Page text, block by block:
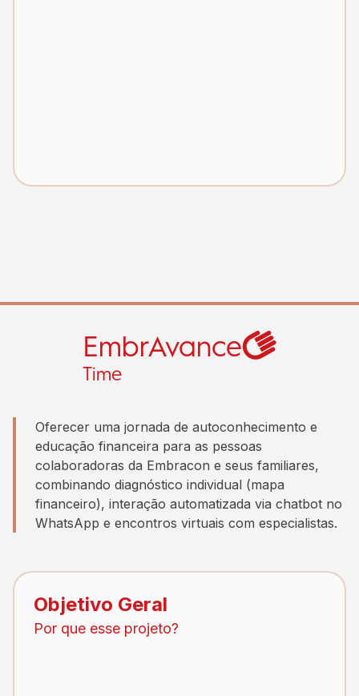
EmbrAvance
Time
Oferecer uma jornada de autoconhecimento e
educação financeira para as pessoas
colaboradoras da Embracon e seus familiares,
combinando diagnóstico individual (mapa
financeiro), interação automatizada via chatbot no
WhatsApp e encontros virtuais com especialistas.
Objetivo Geral
Por que esse projeto?